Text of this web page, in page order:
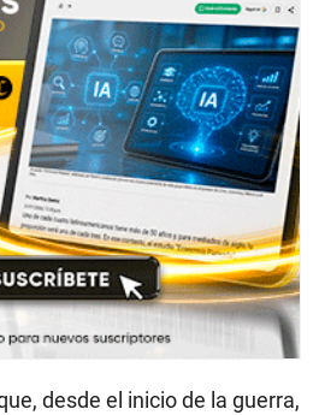
desde el inicio de la guerra,